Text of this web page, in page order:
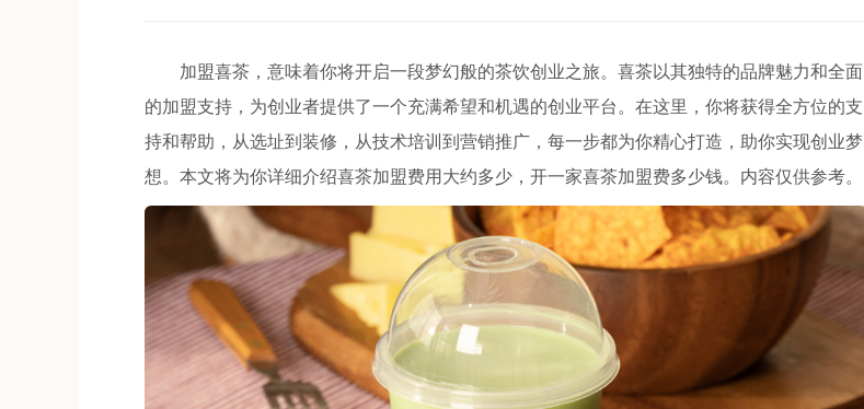
加盟喜茶，意味着你将开启一段梦幻般的茶饮创业之旅。喜茶以其独特的品牌魅力和全面
的加盟支持，为创业者提供了一个充满希望和机遇的创业平台。在这里，你将获得全方位的支
持和帮助，从选址到装修，从技术培训到营销推广，每一步都为你精心打造，助你实现创业梦
想。本文将为你详细介绍喜茶加盟费用大约多少，开一家喜茶加盟费多少钱。内容仅供参考。